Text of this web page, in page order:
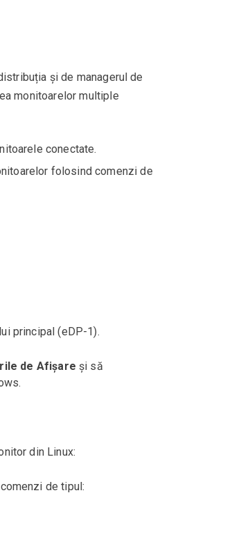
și de managerul de
monitoarelor multiple
conectate.
folosind comenzi de
principal (eDP-1).
de Afișare și să
din Linux:
de tipul: